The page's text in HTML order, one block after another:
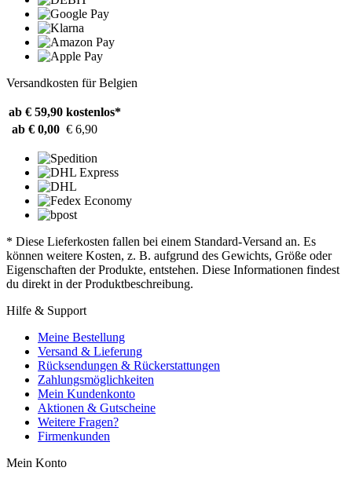
Versandkosten für Belgien
ab € 59,90 kostenlos*
ab € 0,00 € 6,90
* Diese Lieferkosten fallen bei einem Standard-Versand an. Es
können weitere Kosten, z. B. aufgrund des Gewichts, Größe oder
Eigenschaften der Produkte, entstehen. Diese Informationen findest
du direkt in der Produktbeschreibung.
Hilfe & Support
Meine Bestellung
Versand & Lieferung
Rücksendungen & Rückerstattungen
Zahlungsmöglichkeiten
Mein Kundenkonto
Aktionen & Gutscheine
Weitere Fragen?
Firmenkunden
Mein Konto